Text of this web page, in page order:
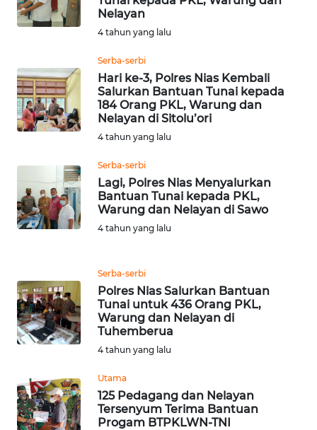
Nelayan
4 tahun yang lalu
Serba-serbi
Hari ke-3, Polres Nias Kembali
Salurkan Bantuan Tunai kepada
184 Orang PKL, Warung dan
Nelayan di Sitolu’ori
4 tahun yang lalu
Serba-serbi
Lagi, Polres Nias Menyalurkan
Bantuan Tunai kepada PKL,
Warung dan Nelayan di Sawo
4 tahun yang lalu
Serba-serbi
Polres Nias Salurkan Bantuan
Tunai untuk 436 Orang PKL,
Warung dan Nelayan di
Tuhemberua
4 tahun yang lalu
Utama
125 Pedagang dan Nelayan
Tersenyum Terima Bantuan
Progam BTPKLWN-TNI
WN
WN
JOGJA
WN
WN
BALI
WN
KALTENG
WN
WN
KALSEL